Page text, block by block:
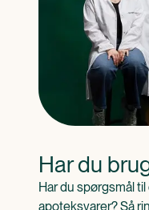
Har du
Har du spørgsmål
apoteksvarer? Så